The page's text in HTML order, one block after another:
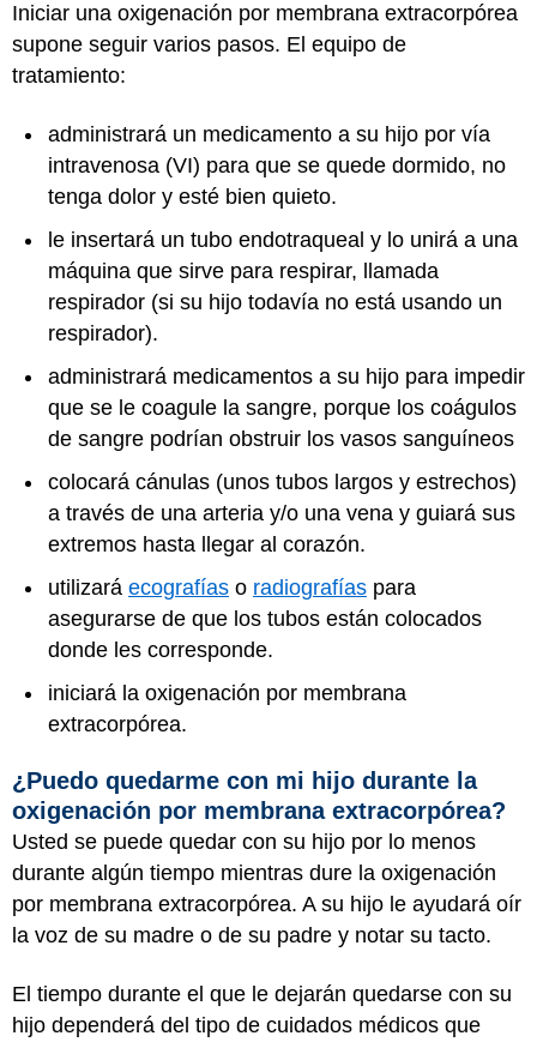
Iniciar una oxigenación por membrana extracorpórea
supone seguir varios pasos. El equipo de
tratamiento:
administrará un medicamento a su hijo por vía
intravenosa (VI) para que se quede dormido, no
tenga dolor y esté bien quieto.
le insertará un tubo endotraqueal y lo unirá a una
máquina que sirve para respirar, llamada
respirador (si su hijo todavía no está usando un
respirador).
administrará medicamentos a su hijo para impedir
que se le coagule la sangre, porque los coágulos
de sangre podrían obstruir los vasos sanguíneos
colocará cánulas (unos tubos largos y estrechos)
a través de una arteria y/o una vena y guiará sus
extremos hasta llegar al corazón.
utilizará ecografías o radiografías para
asegurarse de que los tubos están colocados
donde les corresponde.
iniciará la oxigenación por membrana
extracorpórea.
¿Puedo quedarme con mi hijo durante la
oxigenación por membrana extracorpórea?
Usted se puede quedar con su hijo por lo menos
durante algún tiempo mientras dure la oxigenación
por membrana extracorpórea. A su hijo le ayudará oír
la voz de su madre o de su padre y notar su tacto.
El tiempo durante el que le dejarán quedarse con su
hijo dependerá del tipo de cuidados médicos que